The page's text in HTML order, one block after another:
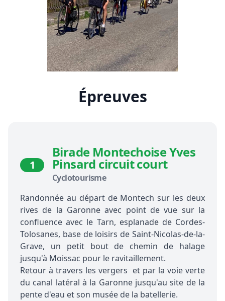
Épreuves
1
Birade Montechoise Yves
Pinsard circuit court
Cyclotourisme
Randonnée au départ de Montech sur les deux
rives de la Garonne avec point de vue sur la
confluence avec le Tarn, esplanade de Cordes-
Tolosanes, base de loisirs de Saint-Nicolas-de-la-
Grave, un petit bout de chemin de halage
jusqu'à Moissac pour le ravitaillement.
Retour à travers les vergers et par la voie verte
du canal latéral à la Garonne jusqu'au site de la
pente d'eau et son musée de la batellerie.